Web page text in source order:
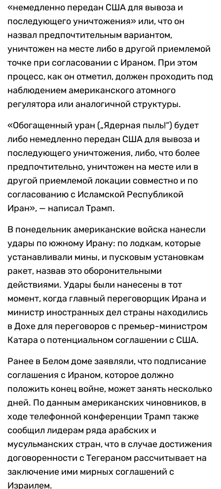
«немедленно передан США для вывоза и
последующего уничтожения» или, что он
назвал предпочтительным вариантом,
уничтожен на месте либо в другой приемлемой
точке при согласовании с Ираном. При этом
процесс, как он отметил, должен проходить под
наблюдением американского атомного
регулятора или аналогичной структуры.
«Обогащенный уран („Ядерная пыль!“) будет
либо немедленно передан США для вывоза и
последующего уничтожения, либо, что более
предпочтительно, уничтожен на месте или в
другой приемлемой локации совместно и по
согласованию с Исламской Республикой
Иран», — написал Трамп.
В понедельник американские войска нанесли
удары по южному Ирану: по лодкам, которые
устанавливали мины, и пусковым установкам
ракет, назвав это оборонительными
действиями. Удары были нанесены в тот
момент, когда главный переговорщик Ирана и
министр иностранных дел страны находились
в Дохе для переговоров с премьер-министром
Катара о потенциальном соглашении с США.
Ранее в Белом доме заявляли, что подписание
соглашения с Ираном, которое должно
положить конец войне, может занять несколько
дней. По данным американских чиновников, в
ходе телефонной конференции Трамп также
сообщил лидерам ряда арабских и
мусульманских стран, что в случае достижения
договоренности с Тегераном рассчитывает на
заключение ими мирных соглашений с
Израилем.